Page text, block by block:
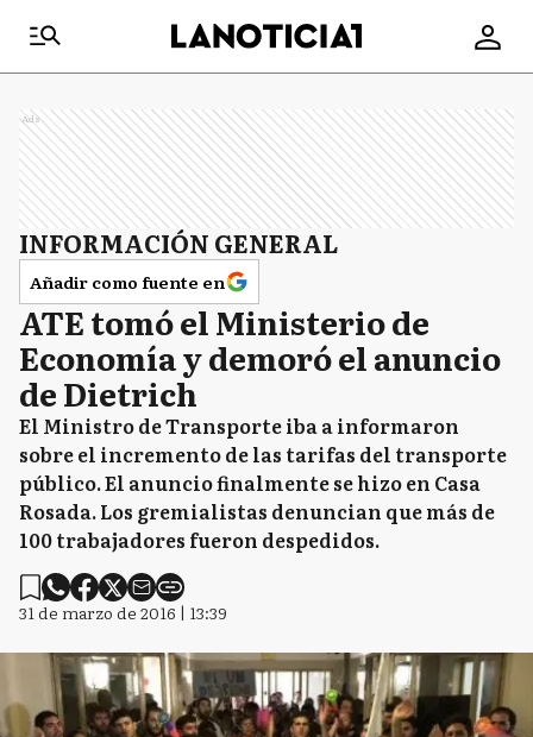
Ads
INFORMACIÓN GENERAL
Añadir como fuente en
ATE tomó el Ministerio de
Economía y demoró el anuncio
de Dietrich
El Ministro de Transporte iba a informaron
sobre el incremento de las tarifas del transporte
público. El anuncio finalmente se hizo en Casa
Rosada. Los gremialistas denuncian que más de
100 trabajadores fueron despedidos.
31 de marzo de 2016 | 13:39